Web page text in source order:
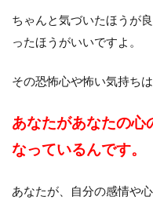
ちゃんと気づいたほうが
ったほうがいいですよ。
その恐怖心や怖い気持ちは
あなたがあなたの心
なっているんです。
あなたが、自分の感情や